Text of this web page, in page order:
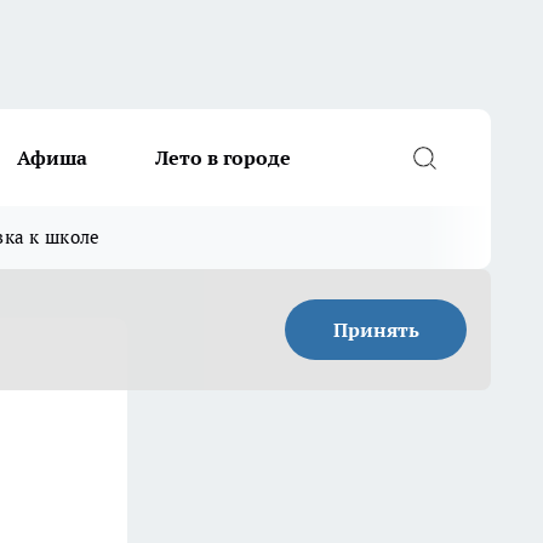
Афиша Лето в городе
к школе
Принять